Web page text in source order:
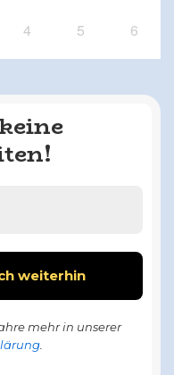
4 5 6
mehr in unserer
.